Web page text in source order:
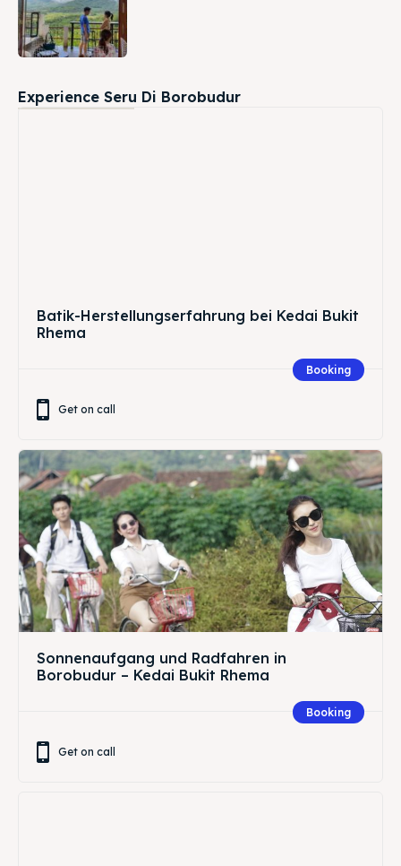
Experience Seru Di Borobudur
Batik-Herstellungserfahrung bei Kedai Bukit
Rhema
Booking
Get on call
Sonnenaufgang und Radfahren in
Borobudur – Kedai Bukit Rhema
Booking
Get on call